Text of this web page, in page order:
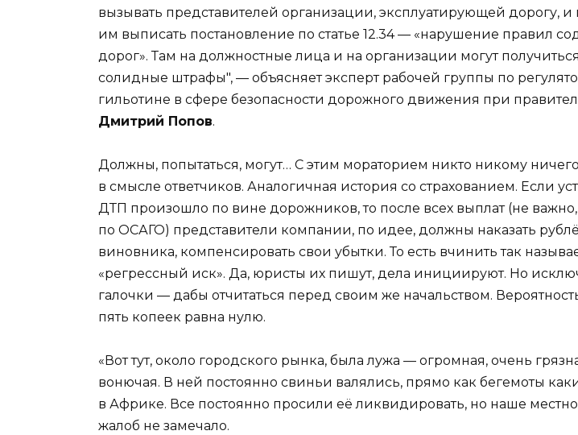
вызывать представителей организации, эксплуатирующей дорогу, и
им выписать постановление по статье 12.34 — «нарушение правил
дорог». Там на должностные лица и на организации могут
солидные штрафы", — объясняет эксперт рабочей группы по
гильотине в сфере безопасности дорожного движения при
Дмитрий Попов.
Должны, попытаться, могут… С этим мораторием никто никому
в смысле ответчиков. Аналогичная история со страхованием. Если
ДТП произошло по вине дорожников, то после всех выплат (не
по ОСАГО) представители компании, по идее, должны наказать
виновника, компенсировать свои убытки. То есть вчинить так
«регрессный иск». Да, юристы их пишут, дела инициируют. Но
галочки — дабы отчитаться перед своим же начальством.
пять копеек равна нулю.
«Вот тут, около городского рынка, была лужа — огромная, очень
вонючая. В ней постоянно свиньи валялись, прямо как бегемоты
в Африке. Все постоянно просили её ликвидировать, но наше
жалоб не замечало.